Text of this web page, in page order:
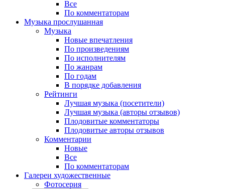
Все
По комментаторам
Музыка прослушанная
Музыка
Новые впечатления
По произведениям
По исполнителям
По жанрам
По годам
В порядке добавления
Рейтинги
Лучшая музыка (посетители)
Лучшая музыка (авторы отзывов)
Плодовитые комментаторы
Плодовитые авторы отзывов
Комментарии
Новые
Все
По комментаторам
Галереи художественные
Фотосерия